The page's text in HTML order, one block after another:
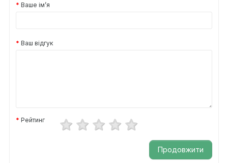
Ваше ім’я
Ваш відгук
Рейтинг
Продовжити